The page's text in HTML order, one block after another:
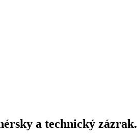
a technický zázrak.